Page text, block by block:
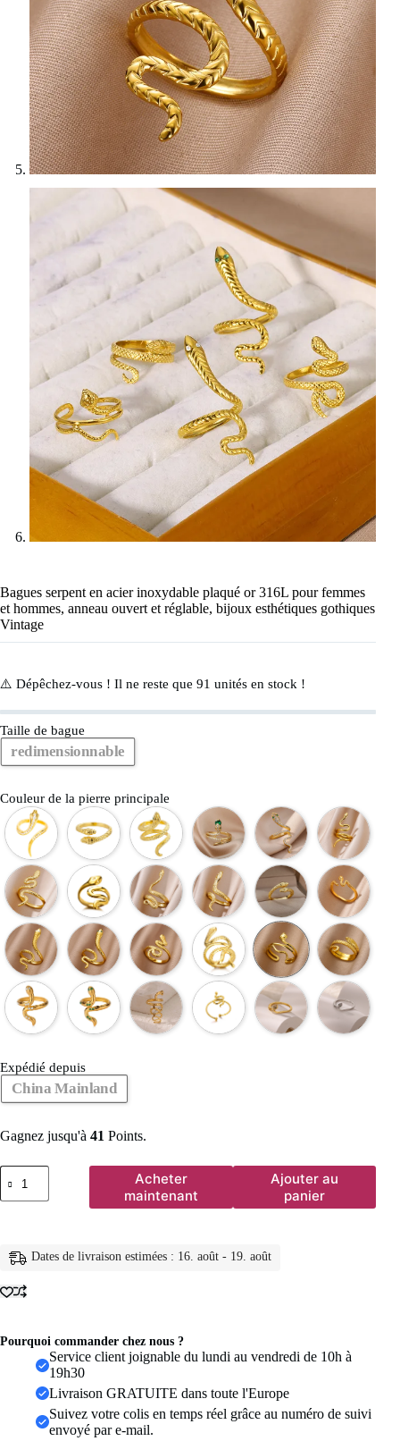
Bagues serpent en acier inoxydable plaqué or 316L pour femmes
et hommes, anneau ouvert et réglable, bijoux esthétiques gothiques
Vintage
⚠️ Dépêchez-vous ! Il ne reste que 91 unités en stock !
Taille de bague
redimensionnable
Couleur de la pierre principale
Expédié depuis
China Mainland
Gagnez jusqu'à 41 Points.
quantité
de
Bagues
inoxydable
or
femmes
hommes,
anneau
réglable,
Acheter
maintenant
Ajouter au
panier
Dates de livraison estimées : 16. août - 19. août
Pourquoi commander chez nous ?
Service client joignable du lundi au vendredi de 10h à
19h30
Livraison GRATUITE dans toute l'Europe
Suivez votre colis en temps réel grâce au numéro de suivi
envoyé par e-mail.